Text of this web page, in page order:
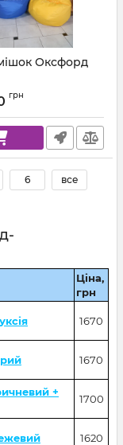
Оксфорд
грн
6 все
Ціна,
грн
1670
1670
+
1700
1620